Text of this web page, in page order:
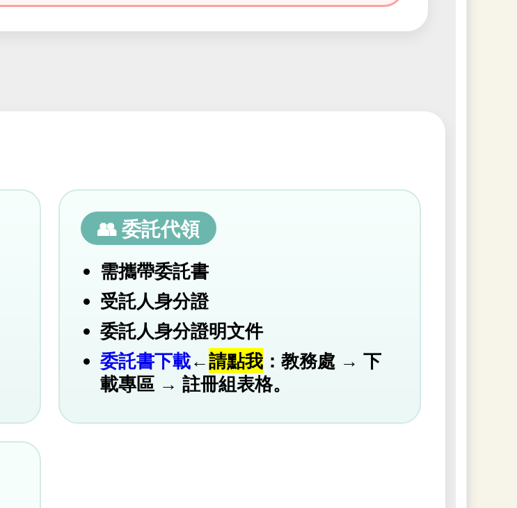
👥 委託代領
需攜帶委託書
受託人身分證
委託人身分證明文件
委託書下載←請點我：教務處 → 下
載專區 → 註冊組表格。